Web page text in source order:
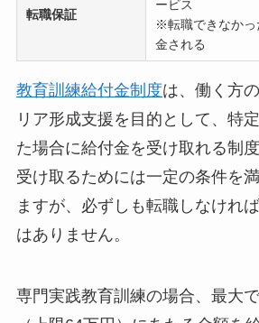
転職保証
ービス
※転職できなかっ
金される
教育訓練給付金制度は、働く方
リア形成支援を目的として、特
た場合に給付金を受け取れる制
受け取るためには一定の条件を
ますが、必ずしも転職しなけれ
はありません。
専門実践教育訓練の場合、最大